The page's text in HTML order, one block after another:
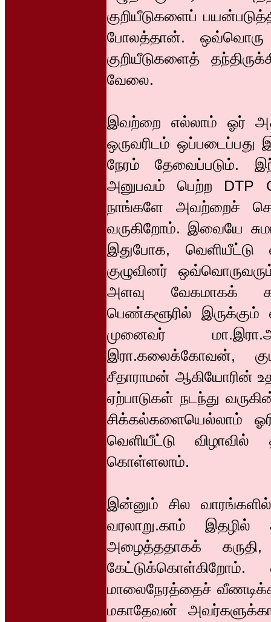
குறியீடுகளைப்
போலத்தான். ஒவ்வொரு
குறியீடுகளைத்
வேலை.
இவற்றை எல்லாம் ஓர்
ஒருவரிடம் ஒப்படைப்பது
நேரம் தேவைப்படும்.
அனுபவம் பெற்ற DTP
நாங்களே அவற்றைச்
வருகிறோம். இவையே
இதுபோக, வெளியீட்டு
குழுவினர்
அளவு வேகமாகக்
பெண்களூரில் இருக்கும்
முனைவர்
இரா.கலைக்கோவன்,
சீதாராமன் ஆகியோரின்
ஏற்பாடுகள் நடந்து
சிக்கல்களையெல்லாம்
வெளியீட்டு விழாவில்
கொள்ளலாம்.
இன்னும் சில
வரலாறு.காம்
அழைத்ததாகக் கருதி,
மாலைநேரத்தைச்
மகாதேவன்